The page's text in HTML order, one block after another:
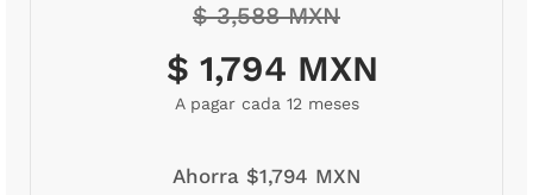
$ 3,588 MXN
$ 1,794 MXN
A pagar cada 12 meses
Ahorra $1,794 MXN